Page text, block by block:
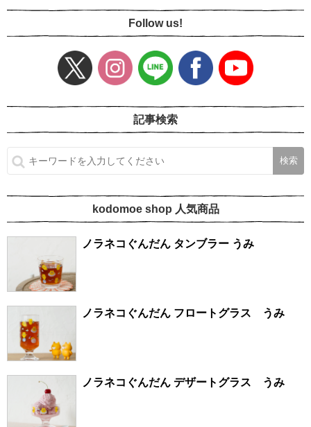
Follow us!
記事検索
kodomoe shop 人気商品
ノラネコぐんだん タンブラー うみ
ノラネコぐんだん フロートグラス うみ
ノラネコぐんだん デザートグラス うみ